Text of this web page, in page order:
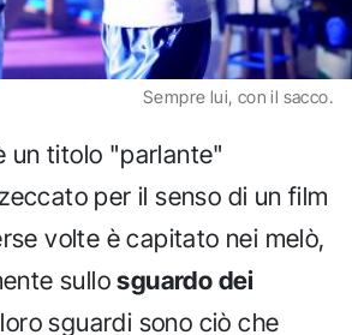
Sempre lui, con il sacco.
un titolo "parlante"
per il senso di un film
volte è capitato nei melò,
sullosguardo dei
sguardi sono ciò che